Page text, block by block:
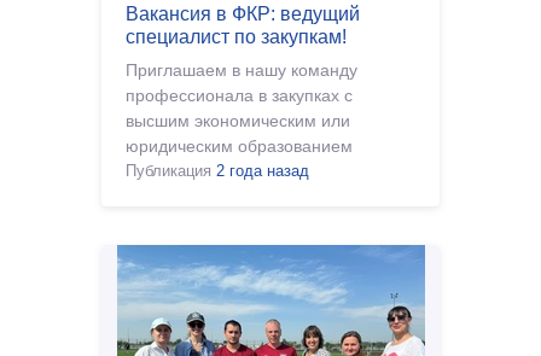
Вакансия в ФКР: ведущий
специалист по закупкам!
Приглашаем в нашу команду
профессионала в закупках с
высшим экономическим или
юридическим образованием
Публикация 2 года назад